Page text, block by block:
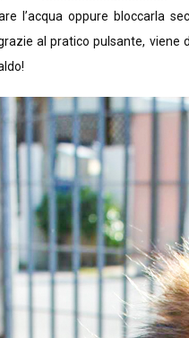
l’acqua oppure bloccarla
al pratico pulsante,